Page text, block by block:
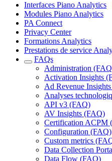
Interfaces Piano Analytics
Modules Piano Analytics
PA Connect
Privacy Center
Formations Analytics
Prestations de service
FAQs
Administration
Activation Insights
Ad Revenue
Analyses
API v3 (FAQ)
AV Insights (FAQ)
Certification ACPM
Configuration (FAQ)
Custom metrics
Data Collection
Data Flow (FAQ)